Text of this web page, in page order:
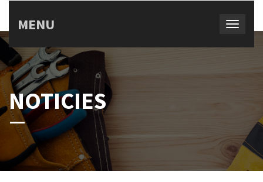
MENU
NOTICIES